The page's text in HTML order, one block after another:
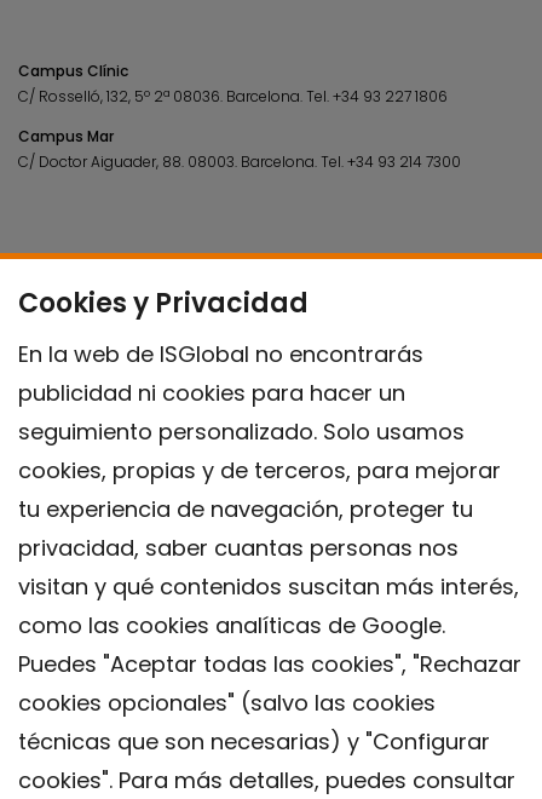
Cookies y Privacidad
En la web de ISGlobal no encontrarás
publicidad ni cookies para hacer un
seguimiento personalizado. Solo usamos
cookies, propias y de terceros, para mejorar
tu experiencia de navegación, proteger tu
privacidad, saber cuantas personas nos
visitan y qué contenidos suscitan más interés,
como las cookies analíticas de Google.
Puedes "Aceptar todas las cookies", "Rechazar
cookies opcionales" (salvo las cookies
técnicas que son necesarias) y "Configurar
cookies". Para más detalles, puedes consultar
Campus Clínic
C/ Rosselló, 132, 5º 2ª 08036. Barcelona.Tel.+34 93 227 1806
Campus Mar
C/ Doctor Aiguader, 88. 08003. Barcelona.Tel.+34 93 214 7300
Contacto